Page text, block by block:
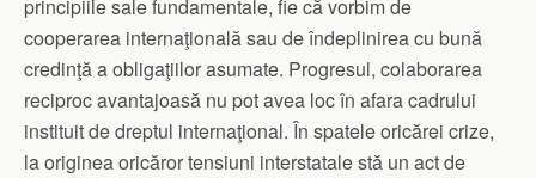
principiile sale fundamentale, fie că vorbim de
cooperarea internaţională sau de îndeplinirea cu bună
credinţă a obligaţiilor asumate. Progresul, colaborarea
reciproc avantajoasă nu pot avea loc în afara cadrului
instituit de dreptul internaţional. În spatele oricărei crize,
la originea oricăror tensiuni interstatale stă un act de